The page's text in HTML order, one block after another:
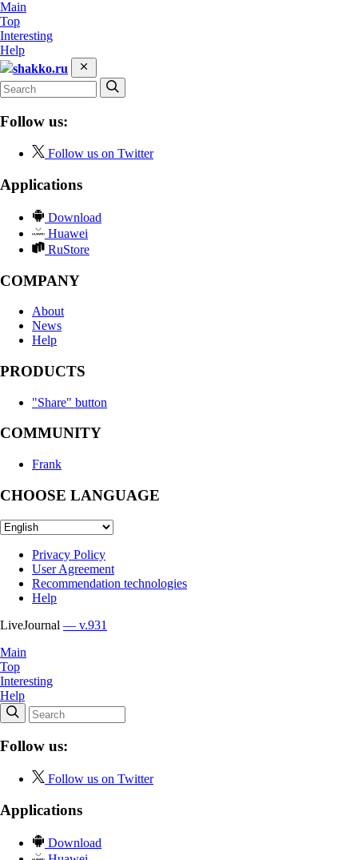
Main
Top
Interesting
Help
shakko.ru
Follow us:
Follow us on Twitter
Applications
Download
Huawei
RuStore
COMPANY
About
News
Help
PRODUCTS
"Share" button
COMMUNITY
Frank
CHOOSE LANGUAGE
Privacy Policy
User Agreement
Recommendation technologies
Help
LiveJournal — v.931
Main
Top
Interesting
Help
Follow us:
Follow us on Twitter
Applications
Download